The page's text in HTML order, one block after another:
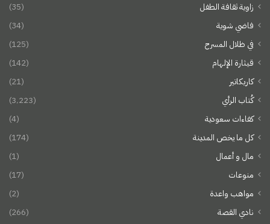
زاوية ثقافة الطفل
(35)
فاضي شوية
(34)
في ظلال المسرح
(125)
قيثارة الإلهام
(142)
كاريكاتير
(21)
كُتاب الرأي
(3٬223)
كفاءات سعودية
(4)
كل ما يخص المدينة
(174)
مال و أعمال
(1)
منوعات
(17)
مواهب واعدة
(2)
نادي القصة
(266)